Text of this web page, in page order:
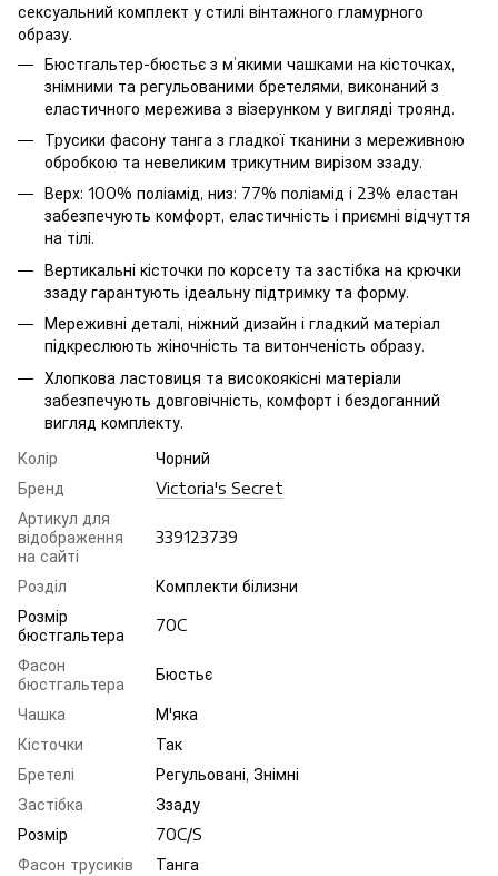
сексуальний комплект у стилі вінтажного гламурного
образу.
Бюстгальтер-бюстьє з м’якими чашками на кісточках,
знімними та регульованими бретелями, виконаний з
еластичного мережива з візерунком у вигляді троянд.
Трусики фасону танга з гладкої тканини з мереживною
обробкою та невеликим трикутним вирізом ззаду.
Верх: 100% поліамід, низ: 77% поліамід і 23% еластан
забезпечують комфорт, еластичність і приємні відчуття
на тілі.
Вертикальні кісточки по корсету та застібка на крючки
ззаду гарантують ідеальну підтримку та форму.
Мереживні деталі, ніжний дизайн і гладкий матеріал
підкреслюють жіночність та витонченість образу.
Хлопкова ластовиця та високоякісні матеріали
забезпечують довговічність, комфорт і бездоганний
вигляд комплекту.
Колір
Чорний
Бренд
Victoria's Secret
Артикул для
відображення
на сайті
339123739
Розділ
Комплекти білизни
Розмір
бюстгальтера
70C
Фасон
бюстгальтера
Бюстьє
Чашка
М'яка
Кісточки
Так
Бретелі
Регульовані, Знімні
Застібка
Ззаду
Розмір
70C/S
Фасон трусиків
Танга